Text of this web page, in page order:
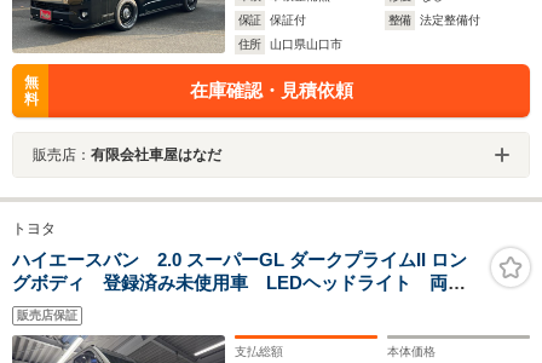
保証
保証付 整備
法定整備付
住所
山口県山口市
無
料
在庫確認・見積依頼
販売店： 有限会社車屋はなだ
トヨタ
ハイエースバン 2.0 スーパーGL ダークプライムII ロン
グボディ 登録済み未使用車 LEDヘッドライト 両側
パワースライドドア ウッドコンビハンドル メッキミ
ラーカバー メッキドアハンドル デジタルインナーミ
ラー 100V電源
販売店保証
支払総額 本体価格